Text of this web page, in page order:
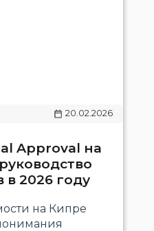
20.02.2026
Approval на
в 2026 году
на Кипре